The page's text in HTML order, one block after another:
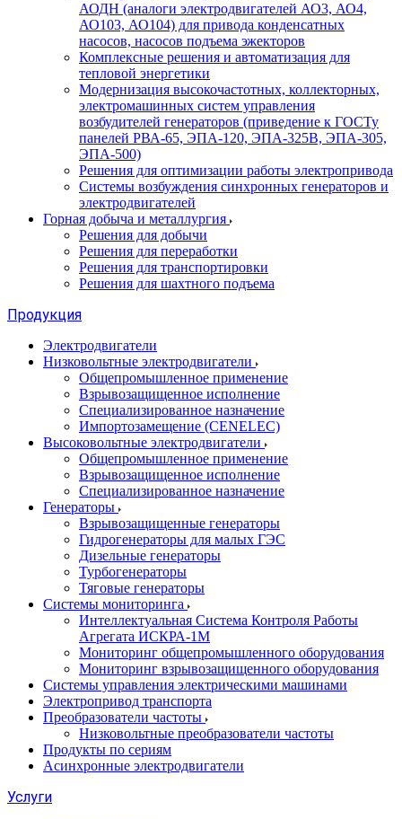
АОДН (аналоги электродвигателей АО3, АО4,
АО103, АО104) для привода конденсатных
насосов, насосов подъема эжекторов
Комплексные решения и автоматизация для
тепловой энергетики
Модернизация высокочастотных, коллекторных,
электромашинных систем управления
возбудителей генераторов (приведение к ГОСТу
панелей РВА-65, ЭПА-120, ЭПА-325В, ЭПА-305,
ЭПА-500)
Решения для оптимизации работы электропривода
Системы возбуждения синхронных генераторов и
электродвигателей
Горная добыча и металлургия
Решения для добычи
Решения для переработки
Решения для транспортировки
Решения для шахтного подъема
Продукция
Электродвигатели
Низковольтные электродвигатели
Общепромышленное применение
Взрывозащищенное исполнение
Специализированное назначение
Импортозамещение (CENELEC)
Высоковольтные электродвигатели
Общепромышленное применение
Взрывозащищенное исполнение
Специализированное назначение
Генераторы
Взрывозащищенные генераторы
Гидрогенераторы для малых ГЭС
Дизельные генераторы
Турбогенераторы
Тяговые генераторы
Системы мониторинга
Интеллектуальная Система Контроля Работы
Агрегата ИСКРА-1М
Мониторинг общепромышленного оборудования
Мониторинг взрывозащищенного оборудования
Системы управления электрическими машинами
Электропривод транспорта
Преобразователи частоты
Низковольтные преобразователи частоты
Продукты по сериям
Асинхронные электродвигатели
Услуги